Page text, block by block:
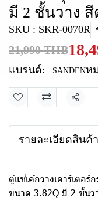
มี 2 ชั้นวาง สี
SKU : SKR-0070R
21,990 THB
แบรนด์: SANDENห
แชร์
รายละเอียดสินค้า
ตู้แช่เค้กวางเคาร์เตอร์
ขนาด 3.82Q มี 2 ชั้น